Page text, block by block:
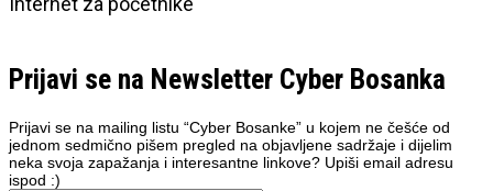
Prijavi se na Newsletter Cyber Bosanka
Prijavi se na mailing listu “Cyber Bosanke” u kojem ne češće od
jednom sedmično pišem pregled na objavljene sadržaje i dijelim
neka svoja zapažanja i interesantne linkove? Upiši email adresu
ispod :)